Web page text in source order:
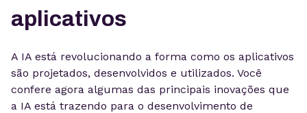
aplicativos
A IA está revolucionando a forma como os aplicativos
são projetados, desenvolvidos e utilizados. Você
confere agora algumas das principais inovações que
a IA está trazendo para o desenvolvimento de